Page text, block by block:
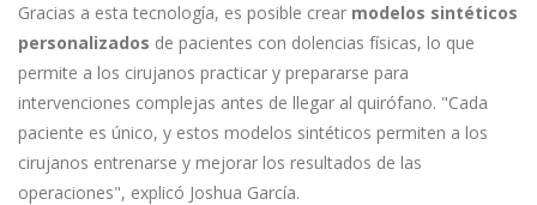
Gracias a esta tecnología, es posible crear modelos sintéticos
personalizados de pacientes con dolencias físicas, lo que
permite a los cirujanos practicar y prepararse para
intervenciones complejas antes de llegar al quirófano. "Cada
paciente es único, y estos modelos sintéticos permiten a los
cirujanos entrenarse y mejorar los resultados de las
operaciones", explicó Joshua García.